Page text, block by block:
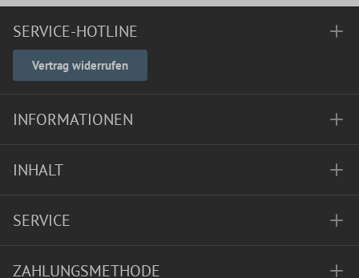
SERVICE-HOTLINE
Vertrag widerrufen
INFORMATIONEN
INHALT
SERVICE
ZAHLUNGSMETHODE